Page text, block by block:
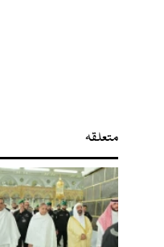
متعلقہ